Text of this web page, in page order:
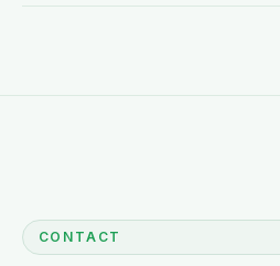
CONTACT